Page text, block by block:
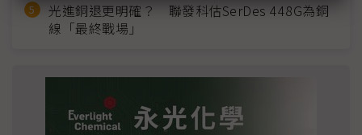
光進銅退更明確？ 聯發科估SerDes 448G為銅
線「最終戰場」